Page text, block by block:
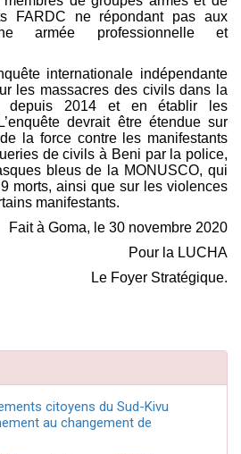
FARDC ne répondant pas aux
armée professionnelle et
internationale indépendante
les massacres des civils dans la
depuis 2014 et en établir les
devrait être étendue sur
de la force contre les manifestants
de civils à Beni par la police,
bleus de la MONUSCO, qui
morts, ainsi que sur les violences
manifestants.
Fait à Goma, le 30 novembre 2020
Pour la LUCHA
Le Foyer Stratégique.
citoyens du Sud-Kivu
au changement de